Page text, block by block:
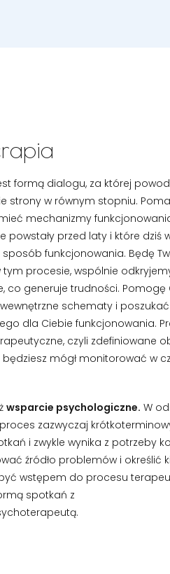
formą dialogu, za której
strony w równym stopniu.
mechanizmy
powstały przed laty i które dziś
funkcjonowania. Będę
tym procesie, wspólnie
co generuje trudności. Pomogę
schematy i
dla Ciebie funkcjonowania.
czyli zdefiniowane
mógł monitorować w
wsparcie psychologiczne. W
zazwyczaj
i zwykle wynika z potrzeby
źródło problemów i określić
wstępem do procesu
spotkań z